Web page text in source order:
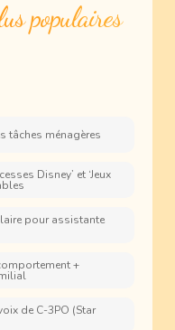
populaires
tâches ménagères
Disney’ et ‘Jeux
pour assistante
+
de C-3PO (Star